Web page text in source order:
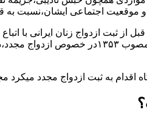
اجتماعی ایشان،نسبت به
با توجه به عدم نسخ ماده ۱۶ قانون
اقدام به ثبت ازدواج مجدد